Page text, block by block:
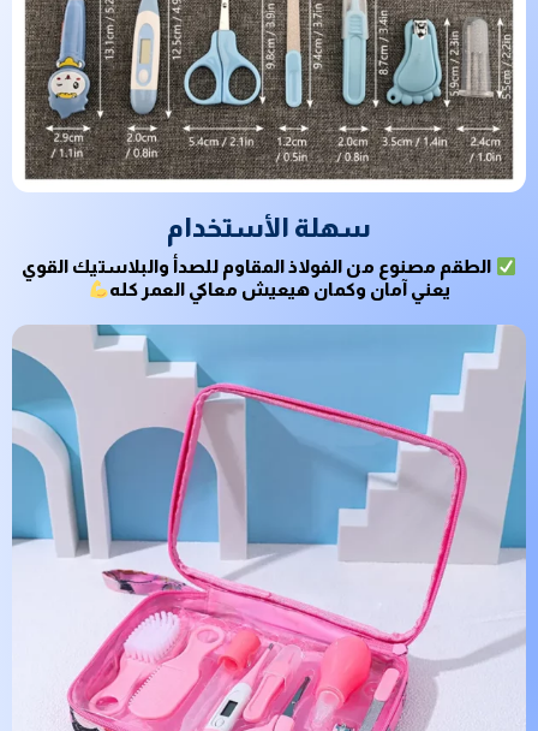
سهلة الأستخدام
الطقم مصنوع من الفولاذ المقاوم للصدأ والبلاستيك القوي
يعني آمان وكمان هيعيش معاكي العمر كله